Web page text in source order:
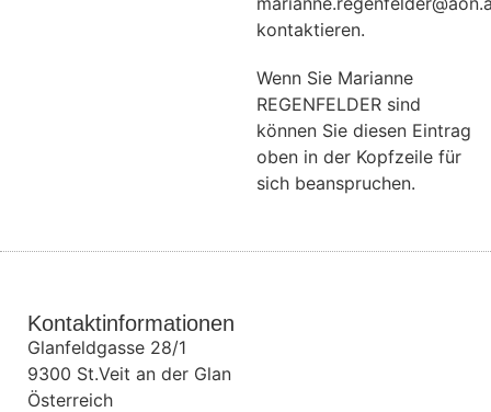
kontaktieren.
Wenn Sie Marianne
REGENFELDER sind
können Sie diesen Eintrag
oben in der Kopfzeile für
sich beanspruchen.
Kontaktinformationen
Glanfeldgasse 28/1
9300 St.Veit an der Glan
Österreich